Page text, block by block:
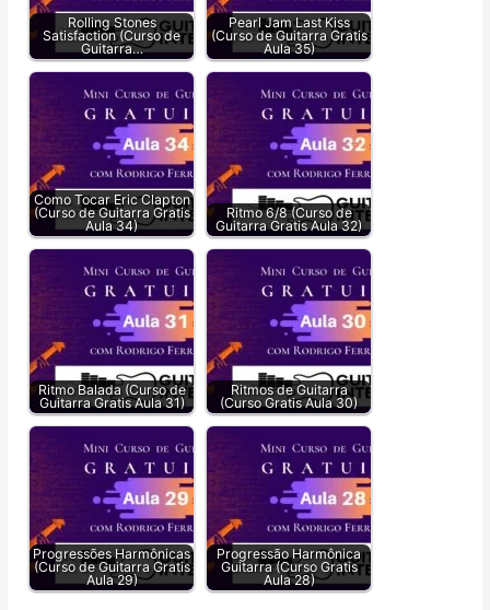
Rolling Stones
Satisfaction (Curso de
Guitarra…
Pearl Jam Last Kiss
(Curso de Guitarra Gratis
Aula 35)
Como Tocar Eric Clapton
(Curso de Guitarra Gratis
Aula 34)
Ritmo 6/8 (Curso de
Guitarra Gratis Aula 32)
Ritmo Balada (Curso de
Guitarra Gratis Aula 31)
Ritmos de Guitarra
(Curso Gratis Aula 30)
Progressões Harmônicas
(Curso de Guitarra Gratis
Aula 29)
Progressão Harmônica
Guitarra (Curso Gratis
Aula 28)